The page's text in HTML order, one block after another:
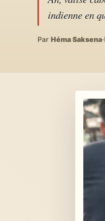
04
DIY,
Qui est
indienne en
Par Héma Saksena·